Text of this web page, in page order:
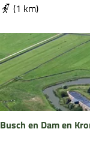
d
e
r
o
e
n
e
s
o
u
t
e
o
(1 km)
Busch en Dam en